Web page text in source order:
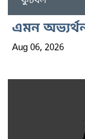
এমন
Aug 06, 2026